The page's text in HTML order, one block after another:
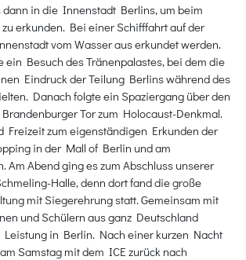
in die Innenstadt Berlins, um beim
erkunden. Bei einer Schifffahrt auf der
vom Wasser aus erkundet werden.
ein Besuch des Tränenpalastes, bei dem die
Eindruck der Teilung Berlins während des
Danach folgte ein Spaziergang über den
Tor zum Holocaust-Denkmal.
Freizeit zum eigenständigen Erkunden der
in der Mall of Berlin und am
Am Abend ging es zum Abschluss unserer
Halle, denn dort fand die große
mit Siegerehrung statt. Gemeinsam mit
und Schülern aus ganz Deutschland
in Berlin. Nach einer kurzen Nacht
Samstag mit dem ICE zurück nach